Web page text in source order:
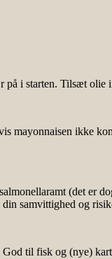
i starten. Tilsæt olie
mayonnaisen ikke
(det er
din samvittighed og
God til fisk og (nye)